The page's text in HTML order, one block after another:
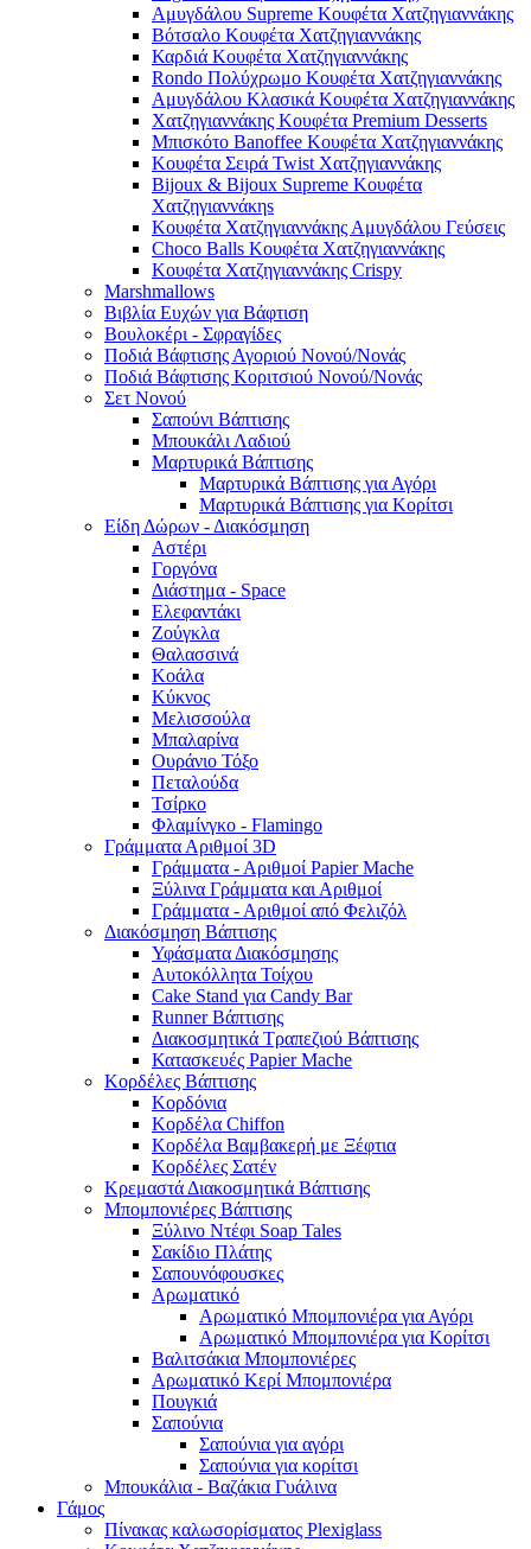
Αμυγδάλου Supreme Κουφέτα Χατζηγιαννάκης
Βότσαλο Κουφέτα Χατζηγιαννάκης
Καρδιά Κουφέτα Χατζηγιαννάκης
Rondo Πολύχρωμο Κουφέτα Χατζηγιαννάκης
Αμυγδάλου Κλασικά Κουφέτα Χατζηγιαννάκης
Χατζηγιαννάκης Κουφέτα Premium Desserts
Μπισκότο Banoffee Κουφέτα Χατζηγιαννάκης
Κουφέτα Σειρά Twist Χατζηγιαννάκης
Bijoux & Bijoux Supreme Κουφέτα
Χατζηγιαννάκηs
Κουφέτα Χατζηγιαννάκης Αμυγδάλου Γεύσεις
Choco Balls Κουφέτα Χατζηγιαννάκης
Κουφέτα Χατζηγιαννάκης Crispy
Marshmallows
Βιβλία Ευχών για Βάφτιση
Βουλοκέρι - Σφραγίδες
Ποδιά Βάφτισης Αγοριού Νονού/Νονάς
Ποδιά Βάφτισης Κοριτσιού Νονού/Νονάς
Σετ Νονού
Σαπούνι Βάπτισης
Μπουκάλι Λαδιού
Μαρτυρικά Βάπτισης
Μαρτυρικά Βάπτισης για Αγόρι
Μαρτυρικά Βάπτισης για Κορίτσι
Είδη Δώρων - Διακόσμηση
Αστέρι
Γοργόνα
Διάστημα - Space
Ελεφαντάκι
Ζούγκλα
Θαλασσινά
Κοάλα
Κύκνος
Μελισσούλα
Μπαλαρίνα
Ουράνιο Τόξο
Πεταλούδα
Τσίρκο
Φλαμίνγκο - Flamingo
Γράμματα Αριθμοί 3D
Γράμματα - Αριθμοί Papier Mache
Ξύλινα Γράμματα και Αριθμοί
Γράμματα - Αριθμοί από Φελιζόλ
Διακόσμηση Βάπτισης
Υφάσματα Διακόσμησης
Αυτοκόλλητα Τοίχου
Cake Stand για Candy Bar
Runner Βάπτισης
Διακοσμητικά Τραπεζιού Βάπτισης
Κατασκευές Papier Mache
Κορδέλες Βάπτισης
Κορδόνια
Κορδέλα Chiffon
Κορδέλα Βαμβακερή με Ξέφτια
Κορδέλες Σατέν
Κρεμαστά Διακοσμητικά Βάπτισης
Μπομπονιέρες Βάπτισης
Ξύλινο Ντέφι Soap Tales
Σακίδιο Πλάτης
Σαπουνόφουσκες
Αρωματικό
Αρωματικό Μπομπονιέρα για Αγόρι
Αρωματικό Μπομπονιέρα για Κορίτσι
Βαλιτσάκια Μπομπονιέρες
Αρωματικό Κερί Μπομπονιέρα
Πουγκιά
Σαπούνια
Σαπούνια για αγόρι
Σαπούνια για κορίτσι
Μπουκάλια - Βαζάκια Γυάλινα
Γάμος
Πίνακας καλωσορίσματος Plexiglass